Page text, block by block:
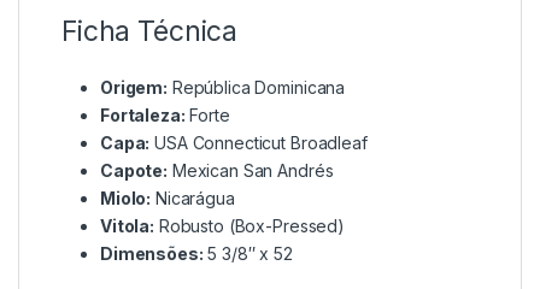
Ficha Técnica
Origem: República Dominicana
Fortaleza: Forte
Capa: USA Connecticut Broadleaf
Capote: Mexican San Andrés
Miolo: Nicarágua
Vitola: Robusto (Box-Pressed)
Dimensões: 5 3/8″ x 52